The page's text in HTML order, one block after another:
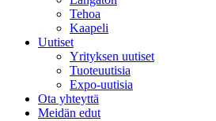
Tehoa
Kaapeli
Uutiset
Yrityksen uutiset
Tuoteuutisia
Expo-uutisia
Ota yhteyttä
Meidän edut